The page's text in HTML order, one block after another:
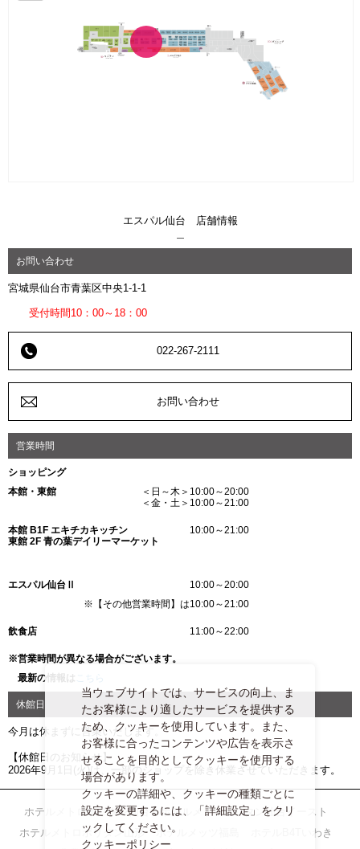
エスパル仙台 店舗情報
お問い合わせ
宮城県仙台市青葉区中央1-1-1
受付時間10：00～18：00
022-267-2111
お問い合わせ
営業時間
ショッピング
本館・東館
＜日～木＞10:00～20:00
＜金・土＞10:00～21:00
本館 B1F エキチカキッチン
東館 2F 青の葉デイリーマーケット
10:00～21:00
エスパル仙台Ⅱ
10:00～20:00
※【その他営業時間】は10:00～21:00
飲食店 11:00～22:00
※営業時間が異なる場合がございます。
最新の情報は
休館日
今月は休まずに営業いたします。
【休館日のお知らせ】
2026年9月1日(火)は、一部のショップを除き休業させていただきます。
ホテルメトロポリタン仙台
ホテルメトロポリタン仙台イースト
ホテルメトロポリタン山形
ホテルメッツ福島
ホテルB4Tいわき
当ウェブサイトでは、サービスの向上、ま
たお客様により適したサービスを提供する
ため、クッキーを使用しています。また、
お客様に合ったコンテンツや広告を表示さ
せることを目的としてクッキーを使用する
場合があります。
クッキーの詳細や、クッキーの種類ごとに
設定を変更するには、「詳細設定」をクリ
ックしてください。
クッキーポリシー